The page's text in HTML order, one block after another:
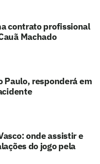
contrato profissional
Machado
Paulo, responderá em
onde assistir e
do jogo pela